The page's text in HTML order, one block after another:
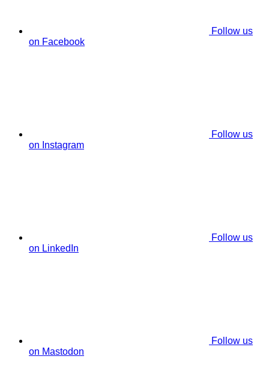
Follow us
on Facebook
Follow us
on Instagram
Follow us
on LinkedIn
Follow us
on Mastodon